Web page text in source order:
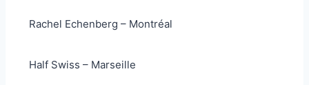
Rachel Echenberg – Montréal
Half Swiss – Marseille